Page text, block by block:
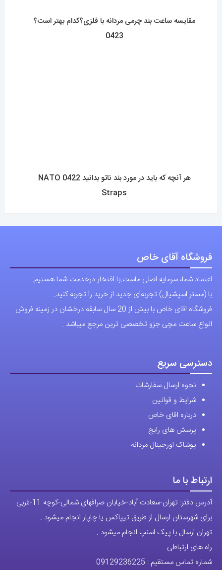
مقایسه ساعت بند چرمی مردانه با فلزی؟کدام بهتر است؟
0423
هر آنچه که باید در مورد بند ناتو بدانید 0422 NATO
Straps
فروشگاه آقای خاص
اعتماد شما، سرمایه اصلی ماست.با افتخار درخدمت شما هستیم.
با (مستر اسپشیال) تجربه‌ای جدید از خرید را تجربه کنید.
فروشگاه اقای خاص با بیش از 20 سال سابقه درخشان در زمینه فروش
انواع ساعت مچی جزو تخصصی ترین مرجع میباشد .
دسترسی سریع
نحوه ارسال سفارشات
شرایط و قوانین
درباره اقای خاص
پرسش های رایج
پوشاک اورجینال مردانه
ارتباط با ما
آدرس دفتر: تهران-سعادت آباد-خیابان صرافهای شمالی-کوچه 11-غربی
برای شهرستان ارسال از طریق تیپاکس یا چاپار انجام میشود .
تهران ارسال با پیک اسنپ انجام میشود .
راه های ارتباطی
شماره تماس مستقیم : 09129236225